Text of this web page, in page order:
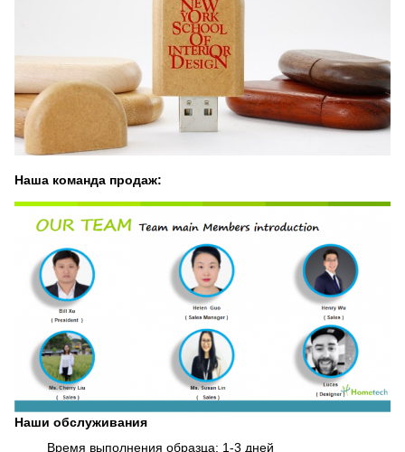
Наша команда продаж:
Наши обслуживания
Время выполнения образца: 1-3 дней